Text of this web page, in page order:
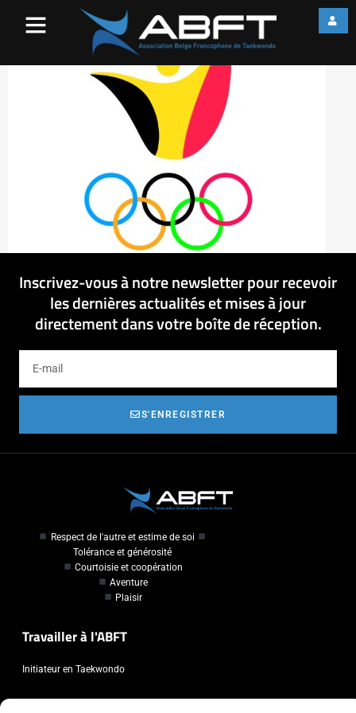
Inscrivez-vous à notre newsletter pour recevoir
les dernières actualités et mises à jour
directement dans votre boîte de réception.
S'ENREGISTRER
Respect de l'autre et estime de soi
Tolérance et générosité
Courtoisie et coopération
Aventure
Plaisir
Travailler à l'ABFT
Initiateur en Taekwondo